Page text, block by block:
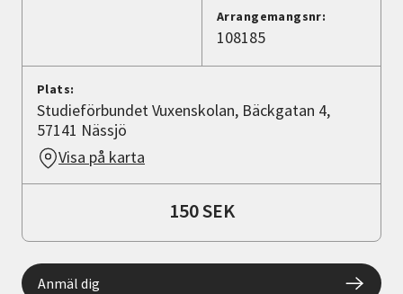
Arrangemangsnr:
108185
Plats:
Studieförbundet Vuxenskolan, Bäckgatan 4,
57141 Nässjö
Visa på karta
150 SEK
Anmäl dig